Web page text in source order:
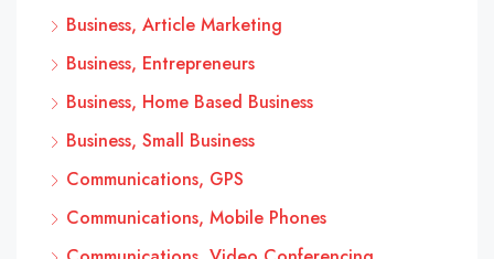
Business, Article Marketing
Business, Entrepreneurs
Business, Home Based Business
Business, Small Business
Communications, GPS
Communications, Mobile Phones